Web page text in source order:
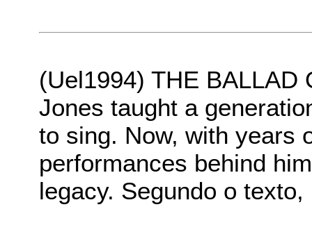
(Uel1994) THE BALLAD
Jones taught a
to sing. Now, with years
performances behind
legacy. Segundo o texto,